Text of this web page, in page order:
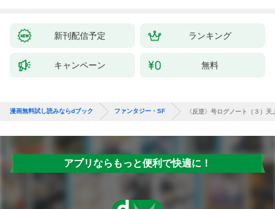
新刊配信予定 ランキング
キャンペーン 無料
漫画無料試し読みならdブック ファンタジー・SF 〈反逆〉号ログノート（３）天
アプリならもっと便利で快適に！